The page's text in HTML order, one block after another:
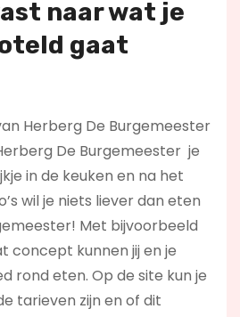
naar wat je
gaat
Herberg De Burgemeester
De Burgemeester je
in de keuken en na het
wil je niets liever dan eten
Met bijvoorbeeld
kunnen jij en je
rond eten. Op de site kun je
tarieven zijn en of dit